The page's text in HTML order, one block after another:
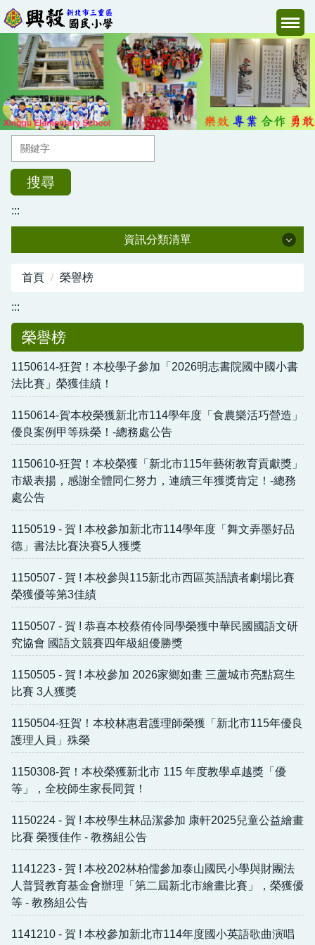
跳
到
容
區
搜尋
:::
資訊分類清單
校長室
總務處
輔導室
幼兒園
人事室
會計室
班級網頁
分機表
午餐專區
教科書版本
社團、課後班報名
首頁 榮譽榜
:::
榮譽榜
1150614-狂賀！本校學子參加「2026明志書院國中國小書
法比賽」榮獲佳績！
1150614-賀本校榮獲新北市114學年度「食農樂活巧營造」
優良案例甲等殊榮！-總務處公告
1150610-狂賀！本校榮獲「新北市115年藝術教育貢獻獎」
市級表揚，感謝全體同仁努力，連續三年獲獎肯定！-總務
處公告
1150519 - 賀 ! 本校參加新北市114學年度「舞文弄墨好品
德」書法比賽決賽5人獲獎
1150507 - 賀 ! 本校參與115新北市西區英語讀者劇場比賽
榮獲優等第3佳績
1150507 - 賀 ! 恭喜本校蔡侑伶同學榮獲中華民國國語文研
究協會 國語文競賽四年級組優勝獎
1150505 - 賀 ! 本校參加 2026家鄉如畫 三蘆城市亮點寫生
比賽 3人獲獎
1150504-狂賀！本校林惠君護理師榮獲「新北市115年優良
護理人員」殊榮
1150308-賀！本校榮獲新北市 115 年度教學卓越獎「優
等」，全校師生家長同賀！
1150224 - 賀 ! 本校學生林品潔參加 康軒2025兒童公益繪畫
比賽 榮獲佳作 - 教務組公告
1141223 - 賀 ! 本校202林柏儒參加泰山國民小學與財團法
人普賢教育基金會辦理「第二屆新北市繪畫比賽」，榮獲優
等 - 教務組公告
1141210 - 賀 ! 本校參加新北市114年度國小英語歌曲演唱